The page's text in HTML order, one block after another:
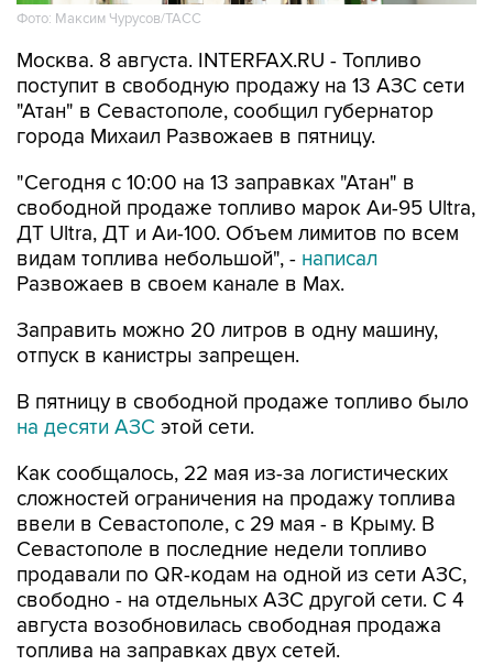
Фото: Максим Чурусов/ТАСС
Москва. 8 августа. INTERFAX.RU - Топливо
поступит в свободную продажу на 13 АЗС сети
"Атан" в Севастополе, сообщил губернатор
города Михаил Развожаев в пятницу.
"Сегодня с 10:00 на 13 заправках "Атан" в
свободной продаже топливо марок Аи-95 Ultra,
ДТ Ultra, ДТ и Аи-100. Объем лимитов по всем
видам топлива небольшой", - написал
Развожаев в своем канале в Max.
Заправить можно 20 литров в одну машину,
отпуск в канистры запрещен.
В пятницу в свободной продаже топливо было
на десяти АЗС этой сети.
Как сообщалось, 22 мая из-за логистических
сложностей ограничения на продажу топлива
ввели в Севастополе, с 29 мая - в Крыму. В
Севастополе в последние недели топливо
продавали по QR-кодам на одной из сети АЗС,
свободно - на отдельных АЗС другой сети. С 4
августа возобновилась свободная продажа
топлива на заправках двух сетей.